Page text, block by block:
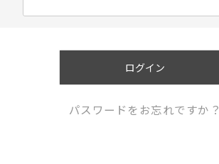
ログイン
パスワードをお忘れですか？